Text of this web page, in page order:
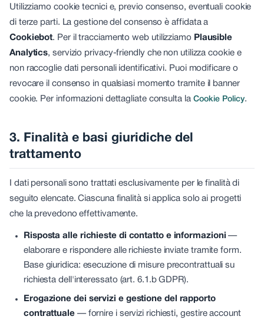
Utilizziamo cookie tecnici e, previo consenso, eventuali cookie
di terze parti. La gestione del consenso è affidata a
Cookiebot. Per il tracciamento web utilizziamo Plausible
Analytics, servizio privacy-friendly che non utilizza cookie e
non raccoglie dati personali identificativi. Puoi modificare o
revocare il consenso in qualsiasi momento tramite il banner
cookie. Per informazioni dettagliate consulta la Cookie Policy.
3. Finalità e basi giuridiche del
trattamento
I dati personali sono trattati esclusivamente per le finalità di
seguito elencate. Ciascuna finalità si applica solo ai progetti
che la prevedono effettivamente.
Risposta alle richieste di contatto e informazioni —
elaborare e rispondere alle richieste inviate tramite form.
Base giuridica: esecuzione di misure precontrattuali su
richiesta dell'interessato (art. 6.1.b GDPR).
Erogazione dei servizi e gestione del rapporto
contrattuale— fornire i servizi richiesti, gestire account